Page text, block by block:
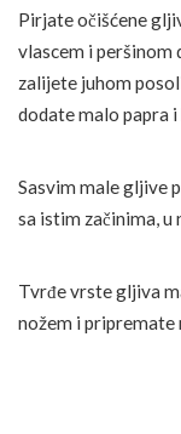
Pirjate očišćene
vlascem i peršinom
zalijete juhom
dodate malo papra
Sasvim male gljive
sa istim začinima,
Tvrđe vrste gljiva
nožem i pripremate